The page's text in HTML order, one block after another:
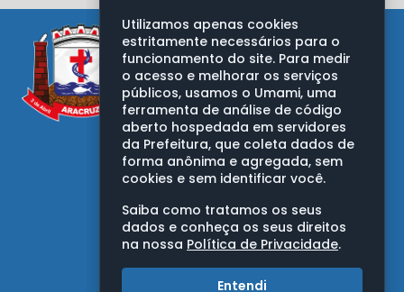
PREFEITURA MUNICIPAL DE ARACRUZ
Av. Morobá, nº 20, Bairro Morobá
Aracruz/ES - CEP: 29192-733
OUVIDORIA GERAL DO MUNICÍPIO
Telefones:
0800 283 9263
Utilizamos apenas cookies
estritamente necessários para o
funcionamento do site. Para medir
o acesso e melhorar os serviços
públicos, usamos o Umami, uma
ferramenta de análise de código
aberto hospedada em servidores
da Prefeitura, que coleta dados de
forma anônima e agregada, sem
cookies e sem identificar você.
Saiba como tratamos os seus
dados e conheça os seus direitos
na nossa Política de Privacidade.
Entendi